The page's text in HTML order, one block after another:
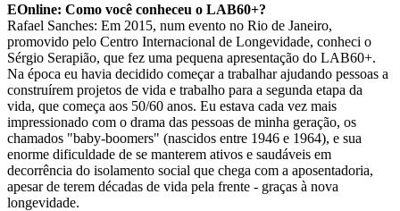
EOnline: Como você conheceu o LAB60+?
Rafael Sanches: Em 2015, num evento no Rio de Janeiro,
promovido pelo Centro Internacional de Longevidade, conheci o
Sérgio Serapião, que fez uma pequena apresentação do LAB60+.
Na época eu havia decidido começar a trabalhar ajudando pessoas a
construírem projetos de vida e trabalho para a segunda etapa da
vida, que começa aos 50/60 anos. Eu estava cada vez mais
impressionado com o drama das pessoas de minha geração, os
chamados "baby-boomers" (nascidos entre 1946 e 1964), e sua
enorme dificuldade de se manterem ativos e saudáveis em
decorrência do isolamento social que chega com a aposentadoria,
apesar de terem décadas de vida pela frente - graças à nova
longevidade.